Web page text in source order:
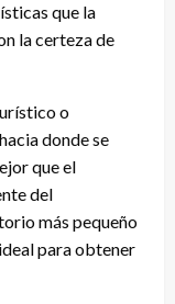
que la
la certeza de
o
donde se
que el
del
más pequeño
para obtener